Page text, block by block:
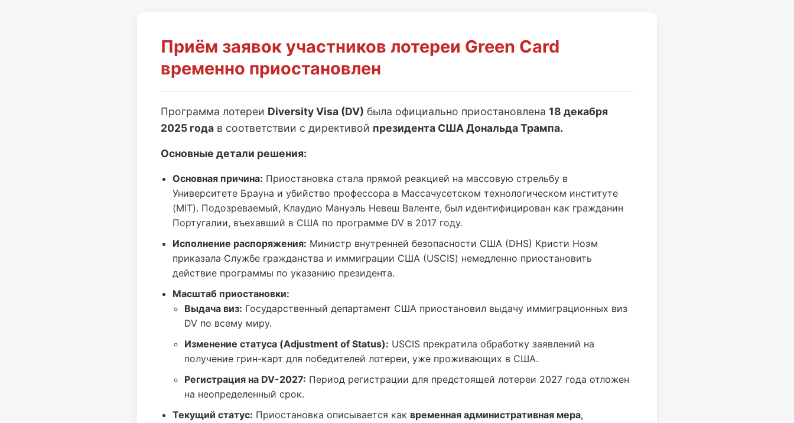
Приём заявок участников лотереи Green Card
временно приостановлен
Программа лотереи Diversity Visa (DV) была официально приостановлена 18 декабря
2025 года в соответствии с директивой президента США Дональда Трампа.
Основные детали решения:
Основная причина: Приостановка стала прямой реакцией на массовую стрельбу в
Университете Брауна и убийство профессора в Массачусетском технологическом институте
(MIT). Подозреваемый, Клаудио Мануэль Невеш Валенте, был идентифицирован как гражданин
Португалии, въехавший в США по программе DV в 2017 году.
Исполнение распоряжения: Министр внутренней безопасности США (DHS) Кристи Ноэм
приказала Службе гражданства и иммиграции США (USCIS) немедленно приостановить
действие программы по указанию президента.
Масштаб приостановки:
Выдача виз: Государственный департамент США приостановил выдачу иммиграционных виз
DV по всему миру.
Изменение статуса (Adjustment of Status): USCIS прекратила обработку заявлений на
получение грин-карт для победителей лотереи, уже проживающих в США.
Регистрация на DV-2027: Период регистрации для предстоящей лотереи 2027 года отложен
на неопределенный срок.
Текущий статус: Приостановка описывается как временная административная мера,